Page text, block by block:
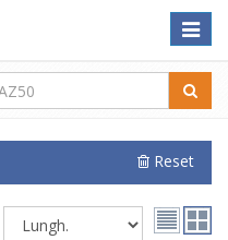
Toggle
Reset